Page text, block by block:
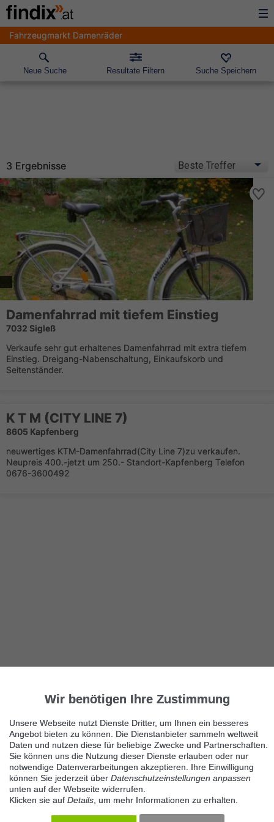
Fahrzeugmarkt Damenräder
Neue Suche Resultate Filtern Suche Speichern
3 Ergebnisse
Damenfahrrad mit tiefem Einstieg
7032 Sigleß
Verkaufe sehr gut erhaltenes Damenfahrrad mit extra tiefem
Einstieg. Dreigang-Nabenschaltung, Einkaufskorb und
Seitenständer.
K T M (CITY LINE 7)
8605 Kapfenberg
neuwertiges KTM-Damenfahrrad(City Line 7)zu verkaufen.
Neupreis 400.-jetzt um 250.- Standort-Kapfenberg Telefon
0676-3600492
Damenfahrrad
8322 Studenzen
Sehr schönes Damenfahrrad, rot/blau, 26", mit Tacho
Wir benötigen Ihre Zustimmung
Unsere Webseite nutzt Dienste Dritter, um Ihnen ein besseres
Angebot bieten zu können. Die Dienstanbieter sammeln weltweit
Daten und nutzen diese für beliebige Zwecke und Partnerschaften.
Sie können uns die Nutzung dieser Dienste erlauben oder nur
notwendige Datenverarbeitungen akzeptieren. Ihre Einwilligung
können Sie jederzeit über Datenschutzeinstellungen anpassen
unten auf der Webseite widerrufen.
Klicken sie auf Details , um mehr Informationen zu erhalten.